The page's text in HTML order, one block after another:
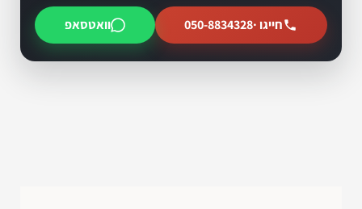
חייגו ·050-8834328 וואטסאפ